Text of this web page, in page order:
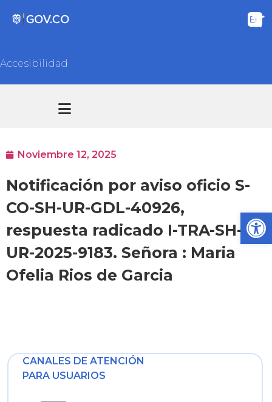
Accesibilidad
Noviembre 12, 2025
Notificación por aviso oficio S-
CO-SH-UR-GDL-40926,
respuesta radicado I-TRA-SH-
UR-2025-9183. Señora : Maria
Ofelia Rios de Garcia
CANALES DE ATENCIÓN
PARA USUARIOS